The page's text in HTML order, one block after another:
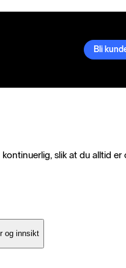
Bli
slik at du alltid
og innsikt